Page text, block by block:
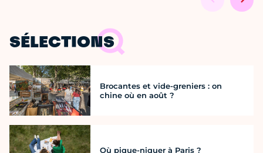
SÉLECTIONS
Brocantes et vide-greniers : on
chine où en août ?
Où pique-niquer à Paris ?